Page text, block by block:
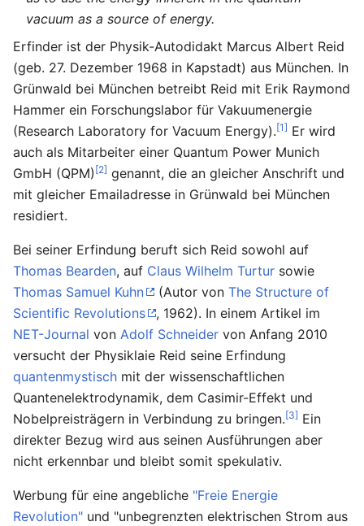
vacuum as a source of energy.
Erfinder ist der Physik-Autodidakt Marcus Albert Reid
(geb. 27. Dezember 1968 in Kapstadt) aus München. In
Grünwald bei München betreibt Reid mit Erik Raymond
Hammer ein Forschungslabor für Vakuumenergie
(Research Laboratory for Vacuum Energy).[1] Er wird
auch als Mitarbeiter einer Quantum Power Munich
GmbH (QPM) [2] genannt, die an gleicher Anschrift und
mit gleicher Emailadresse in Grünwald bei München
residiert.
Bei seiner Erfindung beruft sich Reid sowohl auf
Thomas Bearden, auf Claus Wilhelm Turtur sowie
Thomas Samuel Kuhn
(Autor von The Structure of
Scientific Revolutions
, 1962). In einem Artikel im
NET-Journal von Adolf Schneider von Anfang 2010
versucht der Physiklaie Reid seine Erfindung
quantenmystisch mit der wissenschaftlichen
Quantenelektrodynamik, dem Casimir-Effekt und
Nobelpreisträgern in Verbindung zu bringen.[3] Ein
direkter Bezug wird aus seinen Ausführungen aber
nicht erkennbar und bleibt somit spekulativ.
Werbung für eine angebliche "Freie Energie
Revolution" und "unbegrenzten elektrischen Strom aus